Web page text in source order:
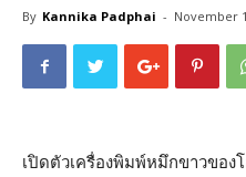
By Kannika Padphai - November
เปิดตัวเครื่องพิมพ์หมึกขาวของ